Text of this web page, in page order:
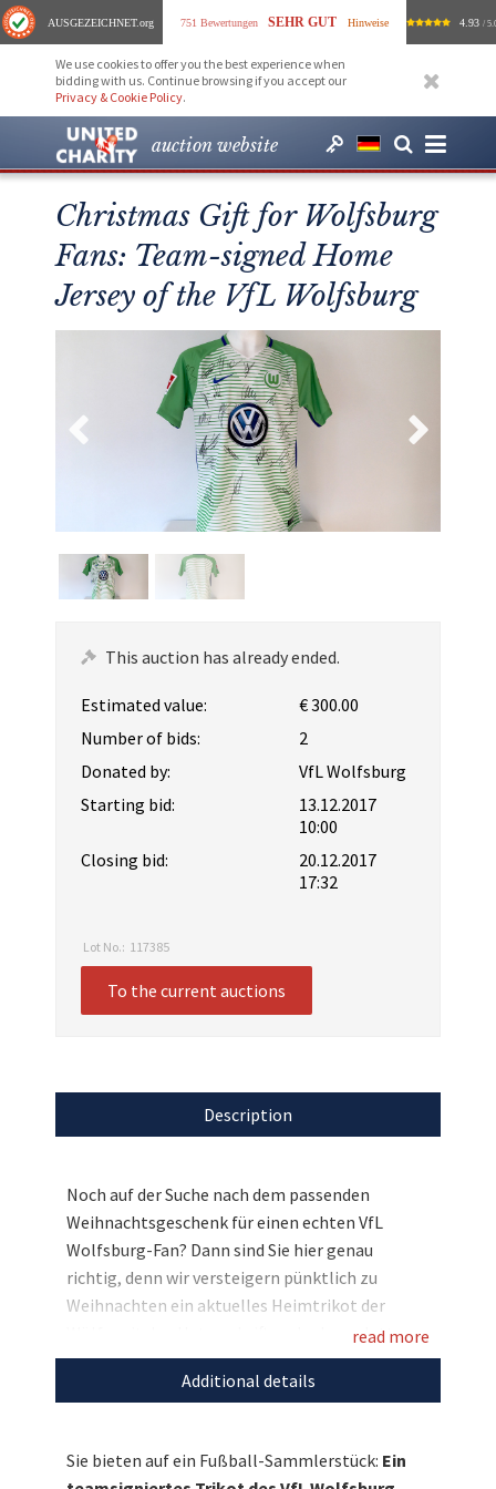
AUSGEZEICHNET.org 751 Bewertungen SEHR GUT Hinweise 4.93 /
We use cookies to offer you the best experience when
bidding with us. Continue browsing if you accept our
Privacy & Cookie Policy.
auction website
Christmas Gift for Wolfsburg
Fans: Team-signed Home
Jersey of the VfL Wolfsburg
This auction has already ended.
Estimated value:
€ 300.00
Number of bids:
2
Donated by:
VfL Wolfsburg
Starting bid:
13.12.2017
10:00
Closing bid:
20.12.2017
17:32
Lot No.: 117385
To the current auctions
Description
Noch auf der Suche nach dem passenden
Weihnachtsgeschenk für einen echten VfL
Wolfsburg-Fan? Dann sind Sie hier genau
richtig, denn wir versteigern pünktlich zu
Weihnachten ein aktuelles Heimtrikot der
Wölfe mit den Unterschriften der kompletten
Mannschaft. Schnell sein lohnt sich also und
garantiert die perfekte Überraschung unterm
Entdecken Sie bei uns auch weitere
read more
Additional details
Sie bieten auf ein Fußball-Sammlerstück: Ein